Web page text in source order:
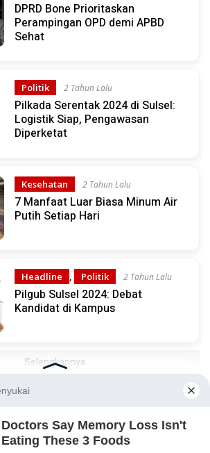
DPRD Bone Prioritaskan
Perampingan OPD demi APBD
Sehat
Politik 2 Tahun Lalu
Pilkada Serentak 2024 di Sulsel:
Logistik Siap, Pengawasan
Diperketat
Kesehatan 2 Tahun Lalu
7 Manfaat Luar Biasa Minum Air
Putih Setiap Hari
Headline , Politik 2 Tahun Lalu
Pilgub Sulsel 2024: Debat
Kandidat di Kampus
Selengkapnya